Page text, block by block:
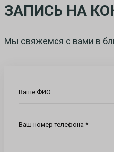
ЗАПИСЬ НА
Мы свяжемся с вами в
Ваше ФИО
Ваш номер телефона *